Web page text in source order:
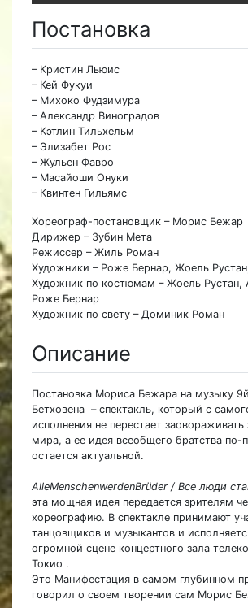
Постановка
– Кристин Льюис
– Кей Фукуи
– Михоко Фудзимура
– Александр Виноградов
– Кэтлин Тильхельм
– Элизабет Рос
– Жульен Фавро
– Масайоши Онуки
– Квинтен Гильямс
Хореограф-постановщик – Морис Бежар
Дирижер – Зубин Мета
Режиссер – Жиль Роман
Художники – Роже Бернар, Жоель
Художник по костюмам – Жоель Рустан,
Роже Бернар
Художник по свету – Доминик Роман
Описание
Постановка Мориса Бежара на музыку
Бетховена – спектакль, который с
исполнения не перестает заовораживать
мира, а ее идея всеобщего братства по-
остается актуальной.
AlleMenschenwerdenBrüder / Все люди
эта мощная идея передается зрителям
хореографию. В спектакле принимают
танцовщиков и музыкантов и
огромной сцене концертного зала
Токио .
Это Манифестация в самом глубинном
говорил о своем творении сам Морис